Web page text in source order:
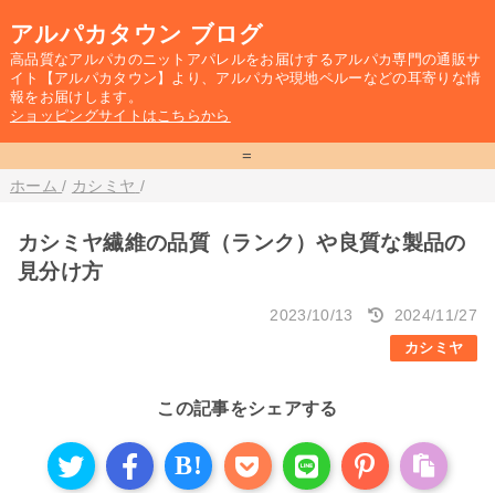
アルパカタウン ブログ
高品質なアルパカのニットアパレルをお届けするアルパカ専門の通販サ
イト【アルパカタウン】より、アルパカや現地ペルーなどの耳寄りな情
報をお届けします。
ショッピングサイトはこちらから
=
ホーム / カシミヤ /
カシミヤ繊維の品質（ランク）や良質な製品の
見分け方
2023/10/13
2024/11/27
カシミヤ
この記事をシェアする
B!